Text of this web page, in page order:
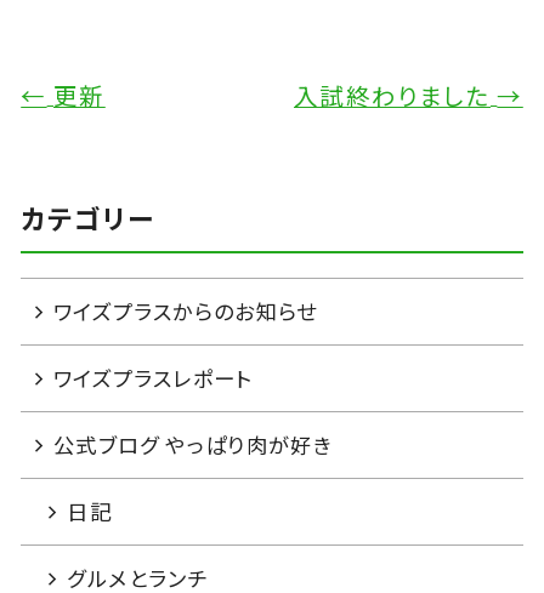
← 更新 入試終わりました →
カテゴリー
ワイズプラスからのお知らせ
ワイズプラスレポート
公式ブログ やっぱり肉が好き
日記
グルメとランチ